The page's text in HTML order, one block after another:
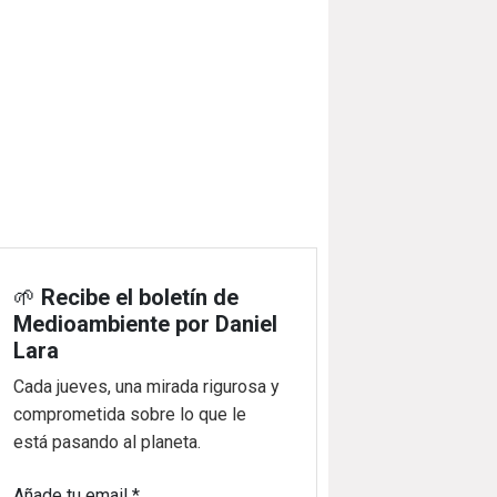
🌱 Recibe el boletín de
Medioambiente por Daniel
Lara
Cada jueves, una mirada rigurosa y
comprometida sobre lo que le
está pasando al planeta.